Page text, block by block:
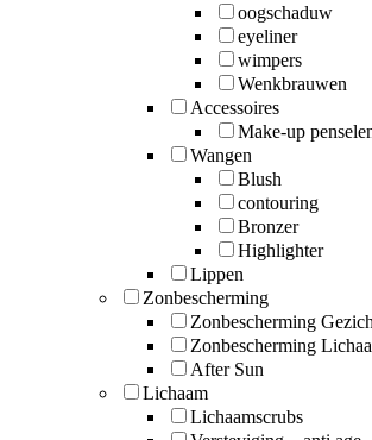
oogschaduw
eyeliner
wimpers
Wenkbrauwen
Accessoires
Make-up
Wangen
Blush
contouring
Bronzer
Highlighter
Lippen
Zonbescherming
Zonbescherming
Zonbescherming
After Sun
Lichaam
Lichaamscrubs